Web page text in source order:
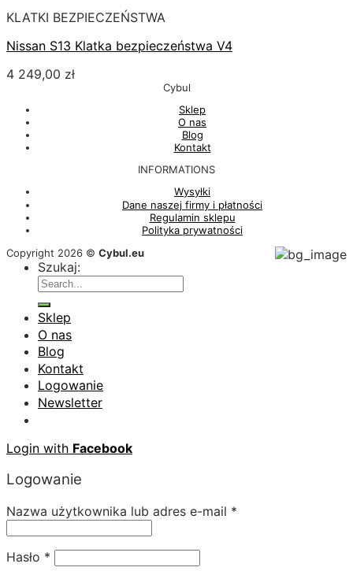
KLATKI BEZPIECZEŃSTWA
Nissan S13 Klatka bezpieczeństwa V4
4 249,00 zł
Cybul
Sklep
O nas
Blog
Kontakt
INFORMATIONS
Wysyłki
Dane naszej firmy i płatności
Regulamin sklepu
Polityka prywatności
Copyright 2026 © Cybul.eu
Szukaj:
Sklep
O nas
Blog
Kontakt
Logowanie
Newsletter
Login with Facebook
Logowanie
Nazwa użytkownika lub adres e-mail *
Hasło *